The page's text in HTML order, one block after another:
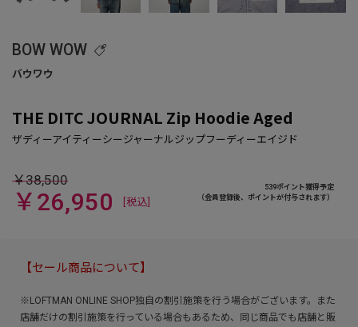
BOW WOW
THE DITC JOURNAL Zip Hoodie Aged
￥38,500
￥26,950 [税込]
539ポイント獲得予定
（会員登録後、ポイントが付与されます）
【セール商品について】
※LOFTMAN ONLINE SHOP独自の割引施策を行う場合がございます。また
店舗だけの割引施策を行っている場合もあるため、同じ商品でも店舗と販